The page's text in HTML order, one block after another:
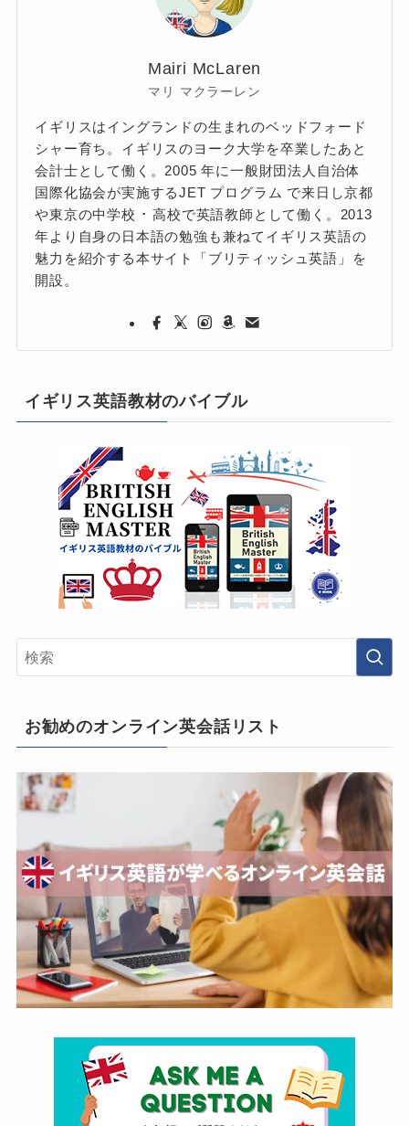
Mairi McLaren
マリ マクラーレン
イギリスはイングランドの生まれのベッドフォード
シャー育ち。イギリスのヨーク大学を卒業したあと
会計士として働く。2005 年に一般財団法人自治体
国際化協会が実施するJET プログラム で来日し京都
や東京の中学校 ･ 高校で英語教師として働く。2013
年より自身の日本語の勉強も兼ねてイギリス英語の
魅力を紹介する本サイト「ブリティッシュ英語」を
開設。
イギリス英語教材のバイブル
お勧めのオンライン英会話リスト